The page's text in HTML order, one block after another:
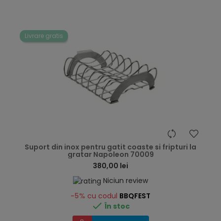
Livrare gratis
Suport din inox pentru gatit coaste si fripturi la
gratar Napoleon 70009
380,00 lei
Niciun review
-5% cu codul BBQFEST
 În stoc